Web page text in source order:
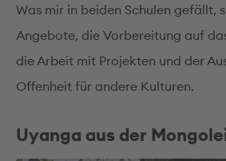
Was mir in beiden Schulen gefällt,
Angebote, die Vorbereitung auf
die Arbeit mit Projekten und der
Offenheit für andere Kulturen.
Uyanga aus der